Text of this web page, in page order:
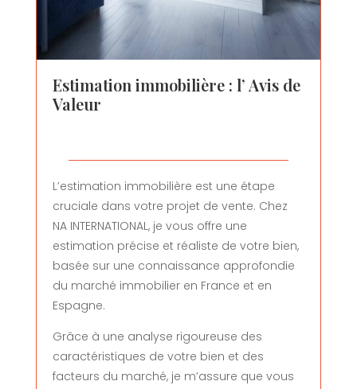
Estimation immobilière : l’ Avis de
Valeur
L’estimation immobilière est une étape
cruciale dans votre projet de vente. Chez
NA INTERNATIONAL, je vous offre une
estimation précise et réaliste de votre bien,
basée sur une connaissance approfondie
du marché immobilier en France et en
Espagne.
Grâce à une analyse rigoureuse des
caractéristiques de votre bien et des
facteurs du marché, je m’assure que vous